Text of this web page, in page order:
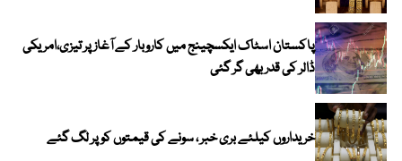
پاکستان اسٹاک ایکسچینج میں کاروبار کے آغاز پر تیزی،امریکی
ڈالر کی قدر بھی گر گئی
خریداروں کیلئے بری خبر ، سونے کی قیمتوں کو پر لگ گئے